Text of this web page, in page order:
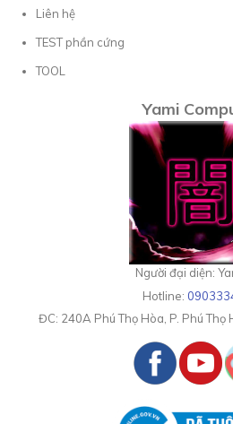
Liên hệ
TEST phần cứng
TOOL
Yami
Người đại diện:
Hotline:
ĐC: 240A Phú Thọ Hòa, P. Phú Thọ